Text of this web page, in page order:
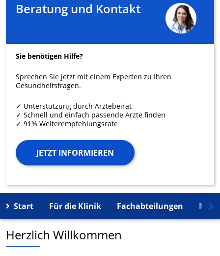
Beratung und Kontakt
Sie benötigen Hilfe?
Sprechen Sie jetzt mit einem Experten zu Ihren
Gesundheitsfragen.
✓ Unterstützung durch Ärztebeirat
✓ Schnell und einfach passende Ärzte finden
✓ 91% Weiterempfehlungsrate
JETZT INFORMIEREN
Start Für die Klinik Fachabteilungen
Herzlich Willkommen